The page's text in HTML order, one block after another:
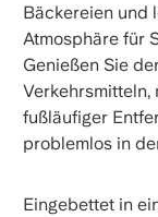
Bäckereien und
Atmosphäre für
Genießen Sie
Verkehrsmitteln,
fußläufiger
problemlos in
Eingebettet in